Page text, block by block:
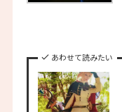
あわせて読みたい